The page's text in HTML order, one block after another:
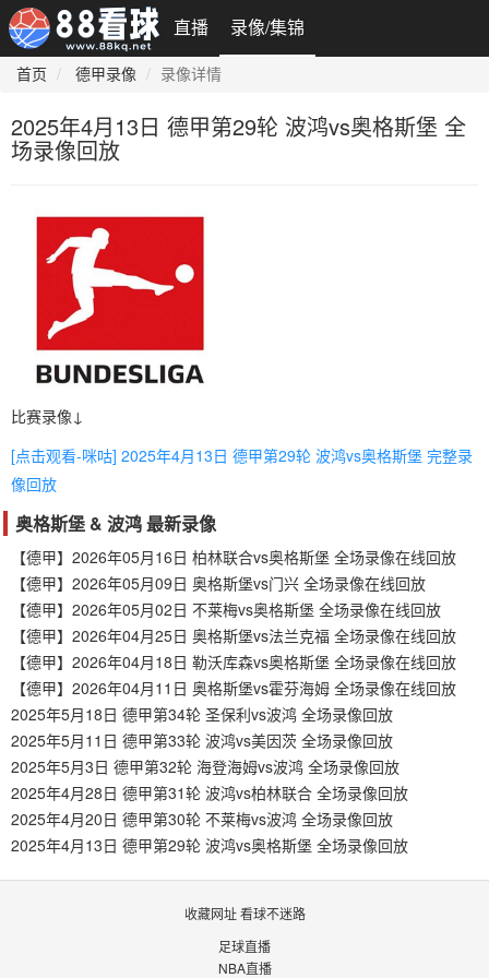
直播 录像/集锦
首页 德甲录像 录像详情
2025年4月13日 德甲第29轮 波鸿vs奥格斯堡 全
场录像回放
比赛录像↓
[点击观看-咪咕] 2025年4月13日 德甲第29轮 波鸿vs奥格斯堡 完整录
像回放
奥格斯堡 & 波鸿 最新录像
【德甲】2026年05月16日 柏林联合vs奥格斯堡 全场录像在线回放
【德甲】2026年05月09日 奥格斯堡vs门兴 全场录像在线回放
【德甲】2026年05月02日 不莱梅vs奥格斯堡 全场录像在线回放
【德甲】2026年04月25日 奥格斯堡vs法兰克福 全场录像在线回放
【德甲】2026年04月18日 勒沃库森vs奥格斯堡 全场录像在线回放
【德甲】2026年04月11日 奥格斯堡vs霍芬海姆 全场录像在线回放
2025年5月18日 德甲第34轮 圣保利vs波鸿 全场录像回放
2025年5月11日 德甲第33轮 波鸿vs美因茨 全场录像回放
2025年5月3日 德甲第32轮 海登海姆vs波鸿 全场录像回放
2025年4月28日 德甲第31轮 波鸿vs柏林联合 全场录像回放
2025年4月20日 德甲第30轮 不莱梅vs波鸿 全场录像回放
2025年4月13日 德甲第29轮 波鸿vs奥格斯堡 全场录像回放
收藏网址 看球不迷路
足球直播
NBA直播